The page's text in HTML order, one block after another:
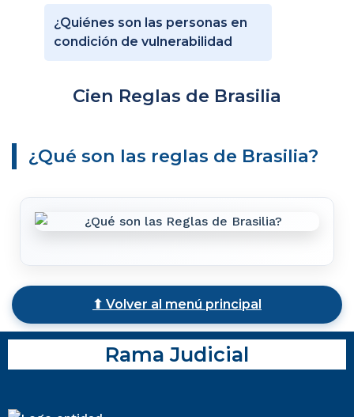
¿Quiénes son las personas en
condición de vulnerabilidad
Cien Reglas de Brasilia
¿Qué son las reglas de Brasilia?
⬆ Volver al menú principal
Rama Judicial